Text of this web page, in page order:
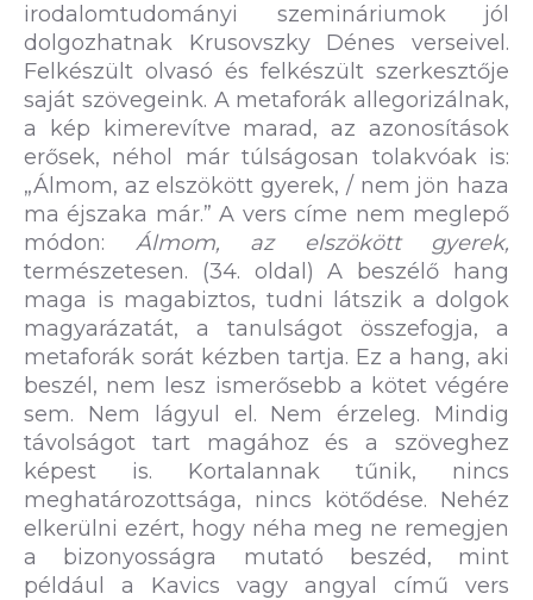
irodalomtudományi szemináriumok jól
dolgozhatnak Krusovszky Dénes verseivel.
Felkészült olvasó és felkészült szerkesztője
saját szövegeink. A metaforák allegorizálnak,
a kép kimerevítve marad, az azonosítások
erősek, néhol már túlságosan tolakvóak is:
„Álmom, az elszökött gyerek, / nem jön haza
ma éjszaka már.” A vers címe nem meglepő
módon: Álmom, az elszökött gyerek,
természetesen. (34. oldal) A beszélő hang
maga is magabiztos, tudni látszik a dolgok
magyarázatát, a tanulságot összefogja, a
metaforák sorát kézben tartja. Ez a hang, aki
beszél, nem lesz ismerősebb a kötet végére
sem. Nem lágyul el. Nem érzeleg. Mindig
távolságot tart magához és a szöveghez
képest is. Kortalannak tűnik, nincs
meghatározottsága, nincs kötődése. Nehéz
elkerülni ezért, hogy néha meg ne remegjen
a bizonyosságra mutató beszéd, mint
például a Kavics vagy angyal című vers